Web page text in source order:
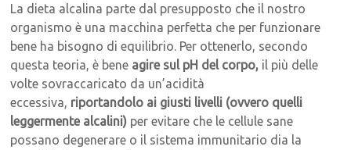
La dieta alcalina parte dal presupposto che il nostro
organismo è una macchina perfetta che per funzionare
bene ha bisogno di equilibrio. Per ottenerlo, secondo
questa teoria, è bene agire sul pH del corpo, il più delle
volte sovraccaricato da un’acidità
eccessiva, riportandolo ai giusti livelli (ovvero quelli
leggermente alcalini) per evitare che le cellule sane
possano degenerare o il sistema immunitario dia la